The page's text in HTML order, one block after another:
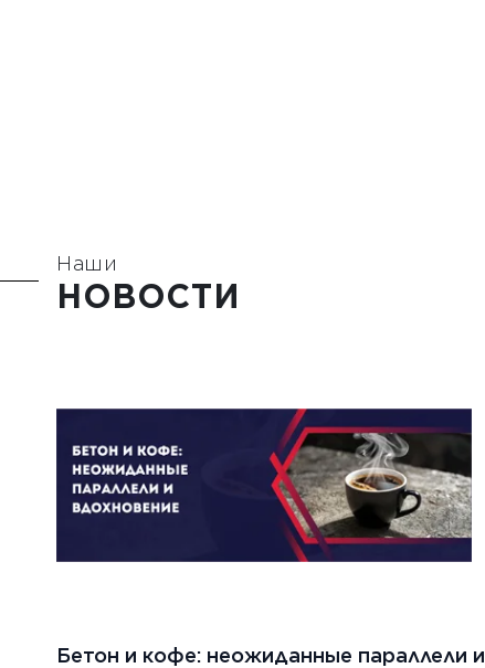
Наши
НОВОСТИ
Бетон и кофе: неожиданные параллели и